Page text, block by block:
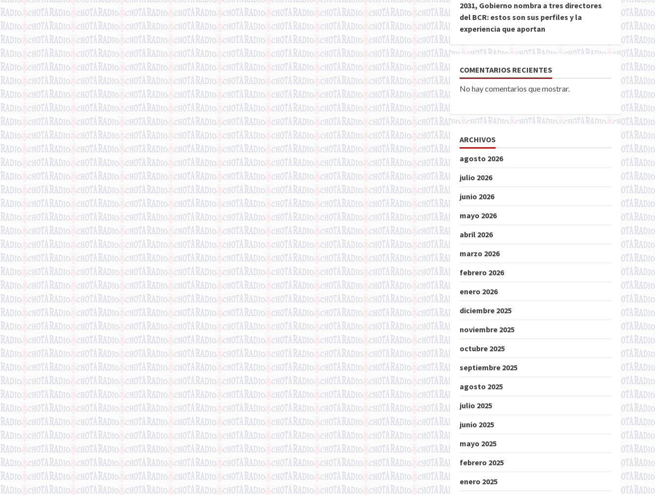
2031, Gobierno nombra a tres directores
del BCR: estos son sus perfiles y la
experiencia que aportan
COMENTARIOS RECIENTES
No hay comentarios que mostrar.
ARCHIVOS
agosto 2026
julio 2026
junio 2026
mayo 2026
abril 2026
marzo 2026
febrero 2026
enero 2026
diciembre 2025
noviembre 2025
octubre 2025
septiembre 2025
agosto 2025
julio 2025
junio 2025
mayo 2025
febrero 2025
enero 2025